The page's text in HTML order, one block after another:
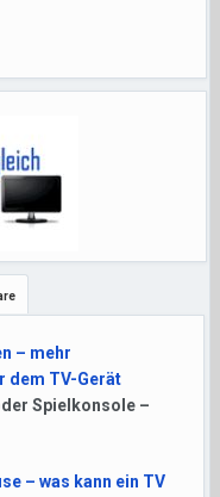
– mehr
dem TV-Gerät
Spielkonsole –
– was kann ein TV